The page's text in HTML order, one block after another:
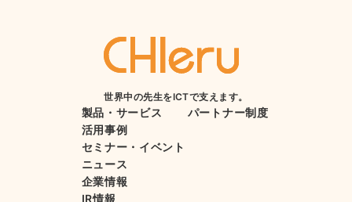
世界中の先生をICTで支えます。
製品・サービス
活用事例
セミナー・イベント
ニュース
企業情報
IR情報
パートナー制度